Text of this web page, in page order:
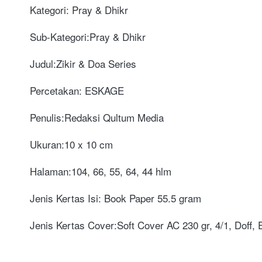
Kategori: Pray & Dhikr
Sub-Kategori:Pray & Dhikr
Judul:Zikir & Doa Series
Percetakan: ESKAGE
Penulis:Redaksi Qultum Media
Ukuran:10 x 10 cm
Halaman:104, 66, 55, 64, 44 hlm
Jenis Kertas Isi: Book Paper 55.5 gram
Jenis Kertas Cover:Soft Cover AC 230 gr, 4/1, Doff,